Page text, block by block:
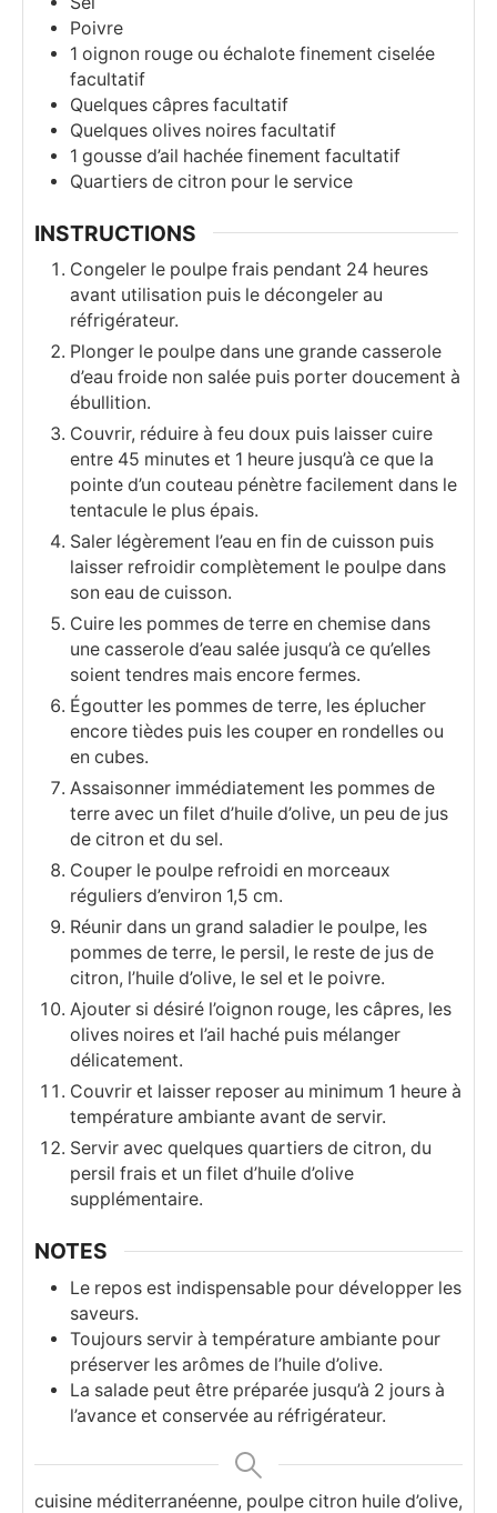
Poivre
1 oignon rouge ou échalote finement ciselée
facultatif
Quelques câpres facultatif
Quelques olives noires facultatif
1 gousse d’ail hachée finement facultatif
Quartiers de citron pour le service
INSTRUCTIONS
Congeler le poulpe frais pendant 24 heures
avant utilisation puis le décongeler au
réfrigérateur.
Plonger le poulpe dans une grande casserole
d’eau froide non salée puis porter doucement à
ébullition.
Couvrir, réduire à feu doux puis laisser cuire
entre 45 minutes et 1 heure jusqu’à ce que la
pointe d’un couteau pénètre facilement dans le
tentacule le plus épais.
Saler légèrement l’eau en fin de cuisson puis
laisser refroidir complètement le poulpe dans
son eau de cuisson.
Cuire les pommes de terre en chemise dans
une casserole d’eau salée jusqu’à ce qu’elles
soient tendres mais encore fermes.
Égoutter les pommes de terre, les éplucher
encore tièdes puis les couper en rondelles ou
en cubes.
Assaisonner immédiatement les pommes de
terre avec un filet d’huile d’olive, un peu de jus
de citron et du sel.
Couper le poulpe refroidi en morceaux
réguliers d’environ 1,5 cm.
Réunir dans un grand saladier le poulpe, les
pommes de terre, le persil, le reste de jus de
citron, l’huile d’olive, le sel et le poivre.
Ajouter si désiré l’oignon rouge, les câpres, les
olives noires et l’ail haché puis mélanger
délicatement.
Couvrir et laisser reposer au minimum 1 heure à
température ambiante avant de servir.
Servir avec quelques quartiers de citron, du
persil frais et un filet d’huile d’olive
supplémentaire.
NOTES
Le repos est indispensable pour développer les
saveurs.
Toujours servir à température ambiante pour
préserver les arômes de l’huile d’olive.
La salade peut être préparée jusqu’à 2 jours à
l’avance et conservée au réfrigérateur.
cuisine méditerranéenne, poulpe citron huile d’olive,